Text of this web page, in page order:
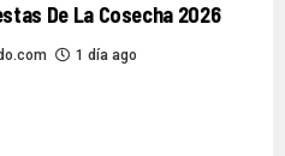
De La Cosecha 2026
1 día ago